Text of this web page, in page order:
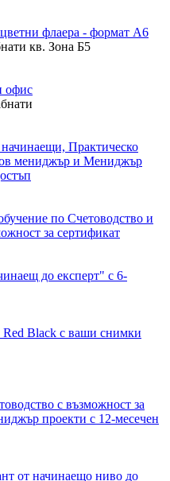
флаера - формат А6
кв. Зона Б5
офис
Практическо
мениджър и Мениджър
по Счетоводство и
за сертификат
до експерт" с 6-
Red Black с ваши снимки
с възможност за
проекти с 12-месечен
от начинаещo ниво до